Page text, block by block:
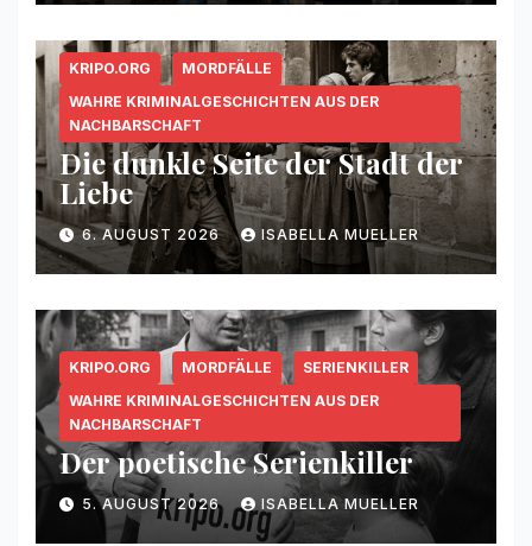
KRIPO.ORG
MORDFÄLLE
WAHRE KRIMINALGESCHICHTEN AUS DER
NACHBARSCHAFT
Die dunkle Seite der Stadt der
Liebe
6. AUGUST 2026 ISABELLA MUELLER
KRIPO.ORG MORDFÄLLE
SERIENKILLER
WAHRE KRIMINALGESCHICHTEN AUS DER
NACHBARSCHAFT
Der poetische Serienkiller
5. AUGUST 2026 ISABELLA MUELLER